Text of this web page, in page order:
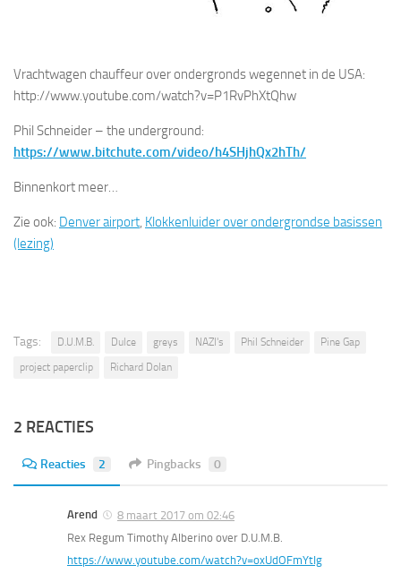
Vrachtwagen chauffeur over ondergronds wegennet in de USA:
http://www.youtube.com/watch?v=P1RvPhXtQhw
Phil Schneider – the underground:
https://www.bitchute.com/video/h4SHjhQx2hTh/
Binnenkort meer…
Zie ook: Denver airport, Klokkenluider over ondergrondse basissen
(lezing)
Tags: D.U.M.B. Dulce greys NAZI's Phil Schneider
Pine Gap
project paperclip
Richard Dolan
2 REACTIES
Reacties 2 Pingbacks 0
Arend
8 maart 2017 om 02:46
Rex Regum Timothy Alberino over D.U.M.B.
https://www.youtube.com/watch?v=oxUdOFmYtIg